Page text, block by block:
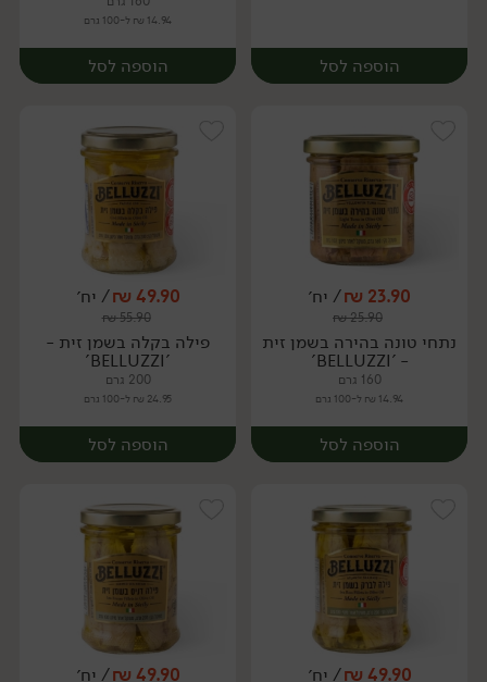
הוספה לסל
יח׳
14.94 ₪ ל-100 גרם
הוספה לסל
יח׳
23.90
₪/ יח׳
25.90
₪
נתחי טונה בהירה בשמן זית
- 'BELLUZZI'
160 גרם
14.94 ₪ ל-100 גרם
הוספה לסל
49.90
₪/ יח׳
55.90
₪
פילה בקלה בשמן זית -
'BELLUZZI'
200 גרם
24.95 ₪ ל-100 גרם
הוספה לסל
49.90
₪/ יח׳ 49.90
₪/ יח׳